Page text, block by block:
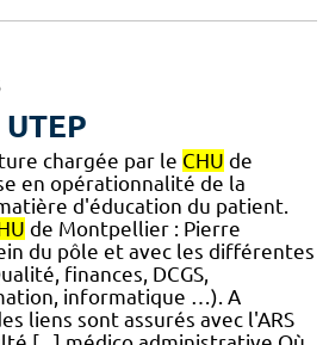
chargée par le CHU de
en opérationnalité de la
d'éducation du patient.
de Montpellier : Pierre
du pôle et avec les différentes
finances, DCGS,
informatique …). A
liens sont assurés avec l'ARS